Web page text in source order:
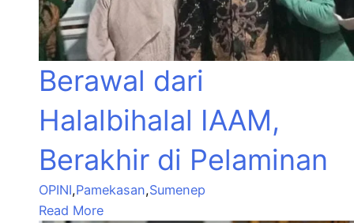
Berawal dari
Halalbihalal IAAM,
Berakhir di Pelaminan
OPINI,Pamekasan,Sumenep
Read More